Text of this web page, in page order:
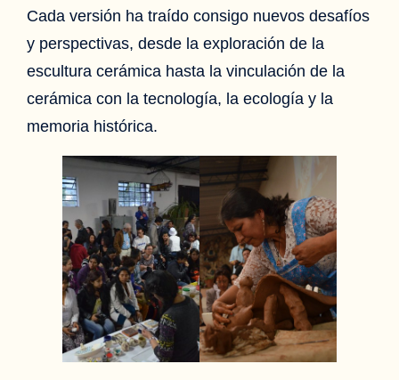
Cada versión ha traído consigo nuevos desafíos
y perspectivas, desde la exploración de la
escultura cerámica hasta la vinculación de la
cerámica con la tecnología, la ecología y la
memoria histórica.